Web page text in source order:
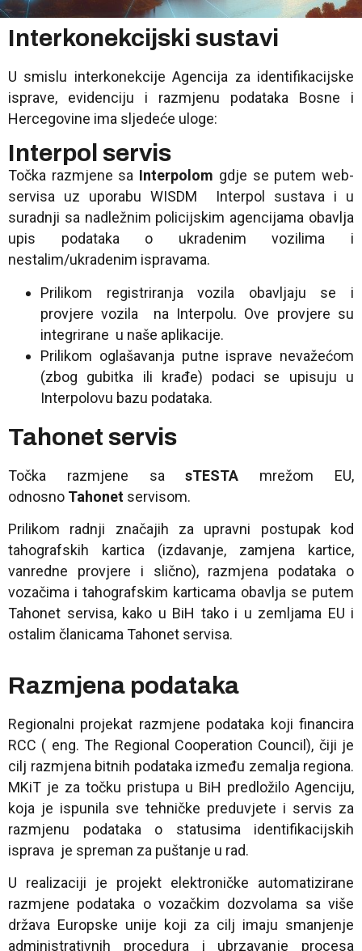
Interkonekcijski sustavi
U smislu interkonekcije Agencija za identifikacijske
isprave, evidenciju i razmjenu podataka Bosne i
Hercegovine ima sljedeće uloge:
Interpol servis
Točka razmjene sa Interpolom gdje se putem web-
servisa uz uporabu WISDM Interpol sustava i u
suradnji sa nadležnim policijskim agencijama obavlja
upis podataka o ukradenim vozilima i
nestalim/ukradenim ispravama.
Prilikom registriranja vozila obavljaju se i
provjere vozila na Interpolu. Ove provjere su
integrirane u naše aplikacije.
Prilikom oglašavanja putne isprave nevažećom
(zbog gubitka ili krađe) podaci se upisuju u
Interpolovu bazu podataka.
Tahonet servis
Točka razmjene sasTESTA mrežom EU,
odnosno Tahonet servisom.
Prilikom radnji značajih za upravni postupak kod
tahografskih kartica (izdavanje, zamjena kartice,
vanredne provjere i slično), razmjena podataka o
vozačima i tahografskim karticama obavlja se putem
Tahonet servisa, kako u BiH tako i u zemljama EU i
ostalim članicama Tahonet servisa.
Razmjena podataka
Regionalni projekat razmjene podataka koji financira
RCC ( eng. The Regional Cooperation Council), čiji je
cilj razmjena bitnih podataka između zemalja regiona.
MKiT je za točku pristupa u BiH predložilo Agenciju,
koja je ispunila sve tehničke preduvjete i servis za
razmjenu podataka o statusima identifikacijskih
isprava je spreman za puštanje u rad.
U realizaciji je projekt elektroničke automatizirane
razmjene podataka o vozačkim dozvolama sa više
država Europske unije koji za cilj imaju smanjenje
administrativnih procedura i ubrzavanje procesa